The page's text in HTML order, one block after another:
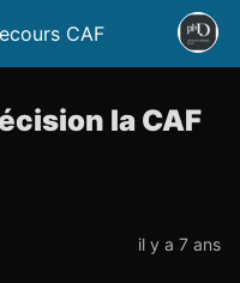
CAF
la CAF
il y a 7 ans